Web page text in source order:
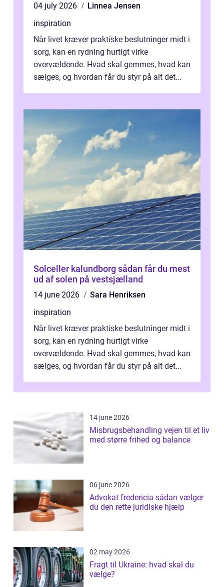
04 july 2026
Linnea Jensen
inspiration
Når livet kræver praktiske beslutninger midt i
sorg, kan en rydning hurtigt virke
overvældende. Hvad skal gemmes, hvad kan
sælges, og hvordan får du styr på alt det...
Solceller kalundborg sådan får du mest
ud af solen på vestsjælland
14 june 2026
Sara Henriksen
inspiration
Når livet kræver praktiske beslutninger midt i
sorg, kan en rydning hurtigt virke
overvældende. Hvad skal gemmes, hvad kan
sælges, og hvordan får du styr på alt det...
14 june 2026
Misbrugsbehandling vejen til et liv
med større frihed og balance
06 june 2026
Advokat fredericia sådan vælger
du den rette juridiske hjælp
02 may 2026
Fragt til Ukraine: hvad skal du
vælge?